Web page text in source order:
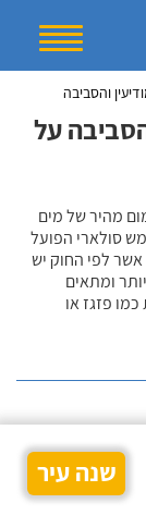
והסביבה
על
מהיר של מים
סולארי הפועל
לפי החוק יש
ומתאים
פזגז או
שנה עיר